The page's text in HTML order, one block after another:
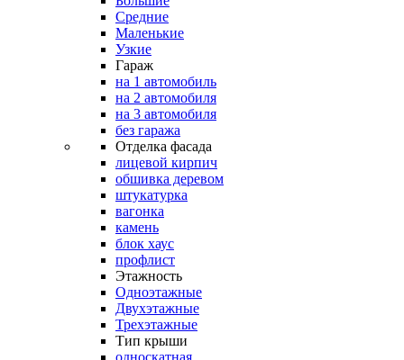
Средние
Маленькие
Узкие
Гараж
на 1 автомобиль
на 2 автомобиля
на 3 автомобиля
без гаража
Отделка фасада
лицевой кирпич
обшивка деревом
штукатурка
вагонка
камень
блок хаус
профлист
Этажность
Одноэтажные
Двухэтажные
Трехэтажные
Тип крыши